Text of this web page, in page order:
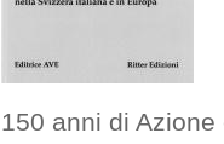
150 anni di